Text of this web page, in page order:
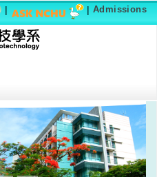
| | Admissions
Next